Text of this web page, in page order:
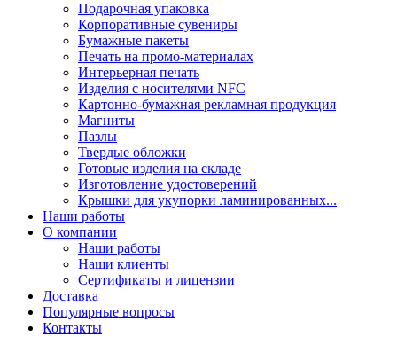
Подарочная упаковка
Корпоративные сувениры
Бумажные пакеты
Печать на промо-материалах
Интерьерная печать
Изделия с носителями NFC
Картонно-бумажная рекламная продукция
Магниты
Пазлы
Твердые обложки
Готовые изделия на складе
Изготовление удостоверений
Крышки для укупорки ламинированных...
Наши работы
О компании
Наши работы
Наши клиенты
Сертификаты и лицензии
Доставка
Популярные вопросы
Контакты